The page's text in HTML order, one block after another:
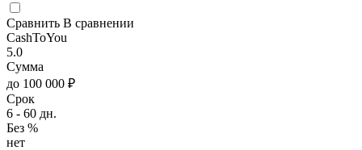
Сравнить В сравнении
CashToYou
5.0
Сумма
до 100 000 ₽
Срок
6 - 60 дн.
Без %
нет